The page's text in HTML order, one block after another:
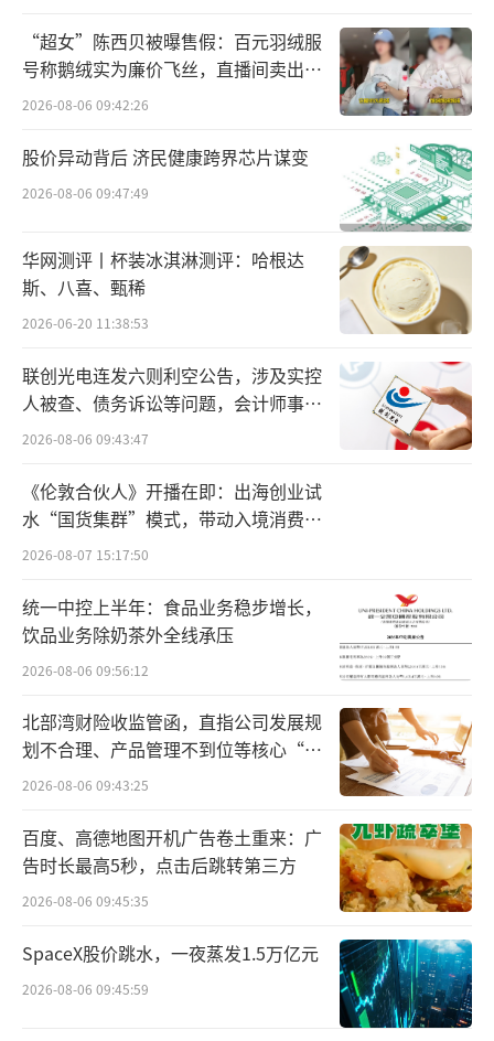
元，增值额为113.91万元，增值率为3.43%。
今年前三季度，山西香雪净利出现亏损。
收入约为1.2亿元，对应实现的归属净利润约为-
436.4万元。
出售子公司背后，香雪制药债务缠身，资
产负债率较高，截至9月30日，香雪制药负债合
计59.37亿元，其中流动负债占比较高，约为5
1.57亿元。香雪制药曾在2024年半年报中表
示，公司存在债务结构不合理及短期借款集中
到付的风险。
此外，香雪制药资产负债率也相对较高，
截至三季度末资产负债率为73.72%。经济学
家、新金融专家余丰慧表示，如果公司的负债
比例过高，会面临较大的偿债压力。此外，高
负债率会限制公司的经营灵活性，因为公司需
要将一部分资金用于偿还债务，而无法投入更
多的资金用于业务拓展和研发等方面。
值得一提的是，这并非香雪制药首次出售
控股子公司股权。诸如，今年7月，香雪制药公
告称，公司以2386.8万元的价格转让子公司北
京香雪医药生物科技有限公司51%股权。彼
时，香雪制药同样提到，此次交易“有利于进
一步整合资源、补充公司流动资金，提升整体
运营水平，是公司严格执行整体债务风险化解
方案的有力举措”。
“超女”陈西贝被曝售假：百元羽绒服
号称鹅绒实为廉价飞丝，直播间卖出超
百万元
2026-08-06 09:42:26
股价异动背后 济民健康跨界芯片谋变
2026-08-06 09:47:49
华网测评丨杯装冰淇淋测评：哈根达
斯、八喜、甄稀
2026-06-20 11:38:53
联创光电连发六则利空公告，涉及实控
人被查、债务诉讼等问题，会计师事务
所曾出具“保留意见”
2026-08-06 09:43:47
《伦敦合伙人》开播在即：出海创业试
水“国货集群”模式，带动入境消费反
向种草
2026-08-07 15:17:50
统一中控上半年：食品业务稳步增长，
饮品业务除奶茶外全线承压
2026-08-06 09:56:12
北部湾财险收监管函，直指公司发展规
划不合理、产品管理不到位等核心“痛
点”
2026-08-06 09:43:25
百度、高德地图开机广告卷土重来：广
告时长最高5秒，点击后跳转第三方
2026-08-06 09:45:35
SpaceX股价跳水，一夜蒸发1.5万亿元
2026-08-06 09:45:59